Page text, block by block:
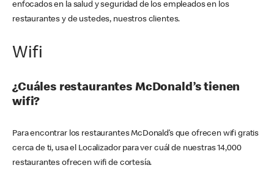
enfocados en la salud y seguridad de los empleados en los
restaurantes y de ustedes, nuestros clientes.
Wifi
¿Cuáles restaurantes McDonald’s tienen
wifi?
Para encontrar los restaurantes McDonald’s que ofrecen wifi gratis
cerca de ti, usa el Localizador para ver cuál de nuestras 14,000
restaurantes ofrecen wifi de cortesía.